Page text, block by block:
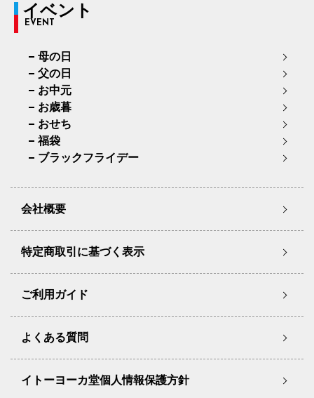
イベント
EVENT
母の日
父の日
お中元
お歳暮
おせち
福袋
ブラックフライデー
会社概要
特定商取引に基づく表示
ご利用ガイド
よくある質問
イトーヨーカ堂個人情報保護方針